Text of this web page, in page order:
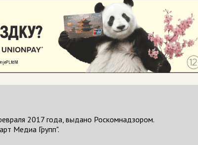
2017 года, выдано Роскомнадзором.
Медиа Групп".